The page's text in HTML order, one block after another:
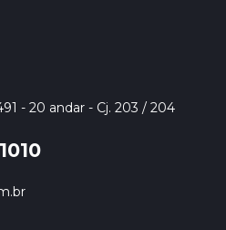
- 20 andar - Cj. 203 / 204